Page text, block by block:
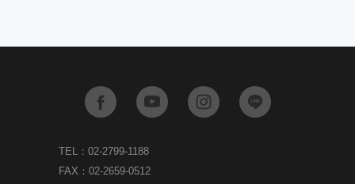
TEL：02-2799-1188
FAX：02-2659-0512